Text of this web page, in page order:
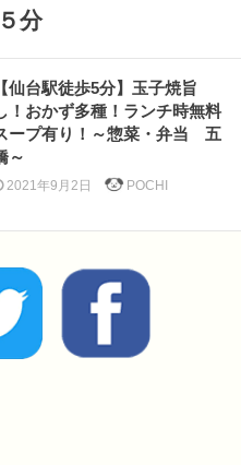
分
【仙台駅徒歩5分】玉子焼旨
！おかず多種！ランチ時無料
ープ有り！～惣菜・弁当 五
～
2021年9月2日 POCHI